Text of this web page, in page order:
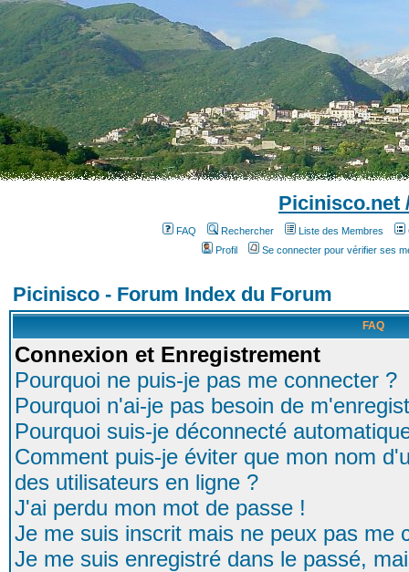
Picinisco.net
FAQ Rechercher Liste des Membres
Profil
Se connecter pour vérifier ses
Picinisco - Forum Index du Forum
FAQ
Connexion et Enregistrement
Pourquoi ne puis-je pas me connecter ?
Pourquoi n'ai-je pas besoin de
Pourquoi suis-je déconnecté
Comment puis-je éviter que mon nom
des utilisateurs en ligne ?
J'ai perdu mon mot de passe !
Je me suis inscrit mais ne peux pas me
Je me suis enregistré dans le passé,